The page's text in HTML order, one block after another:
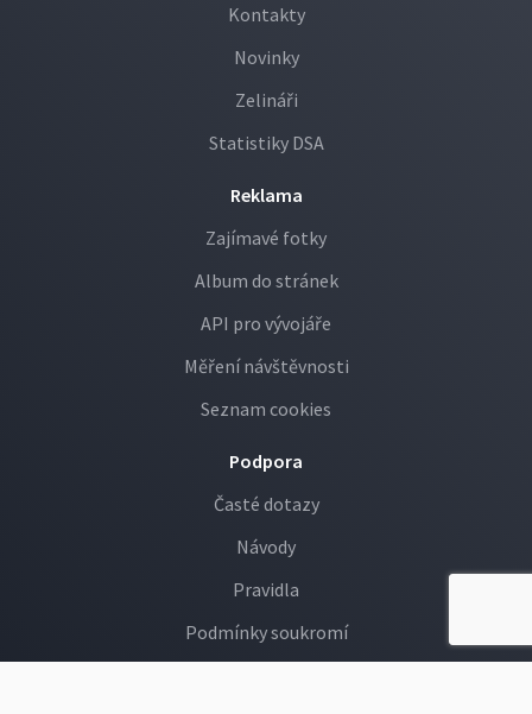
Kontakty
Novinky
Zelináři
Statistiky DSA
Reklama
Zajímavé fotky
Album do stránek
API pro vývojáře
Měření návštěvnosti
Seznam cookies
Podpora
Časté dotazy
Návody
Pravidla
Podmínky soukromí